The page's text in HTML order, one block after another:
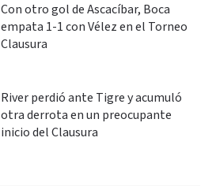
Con otro gol de Ascacíbar, Boca
empata 1-1 con Vélez en el Torneo
Clausura
River perdió ante Tigre y acumuló
otra derrota en un preocupante
inicio del Clausura